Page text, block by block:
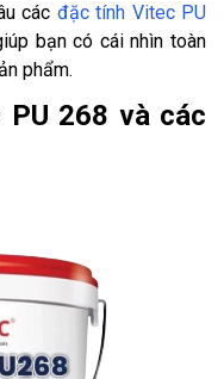
các đặc tính Vitec PU
bạn có cái nhìn toàn
phẩm.
268 và các